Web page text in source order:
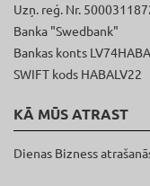
Uzņ. reģ. Nr.
Banka "Swedbank"
Bankas konts
SWIFT kods HABALV22
KĀ MŪS ATRAST
Dienas Bizness